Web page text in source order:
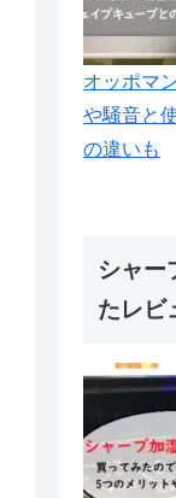
オッポマ
や騒音と
の違いも
シャー
たレビ